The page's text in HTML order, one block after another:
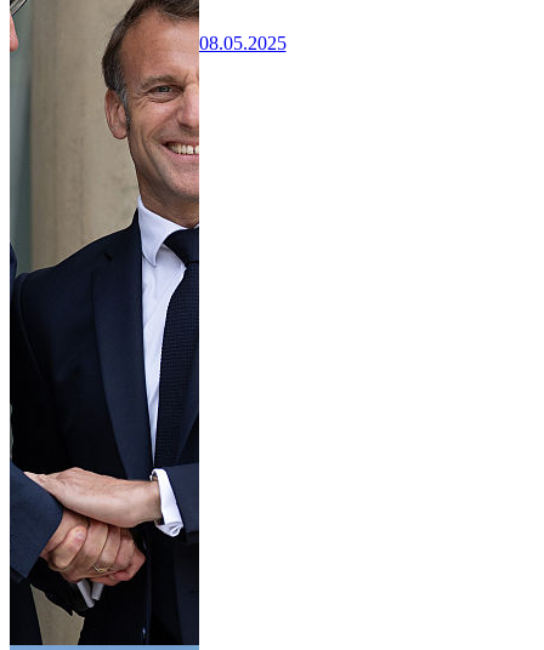
08.05.2025